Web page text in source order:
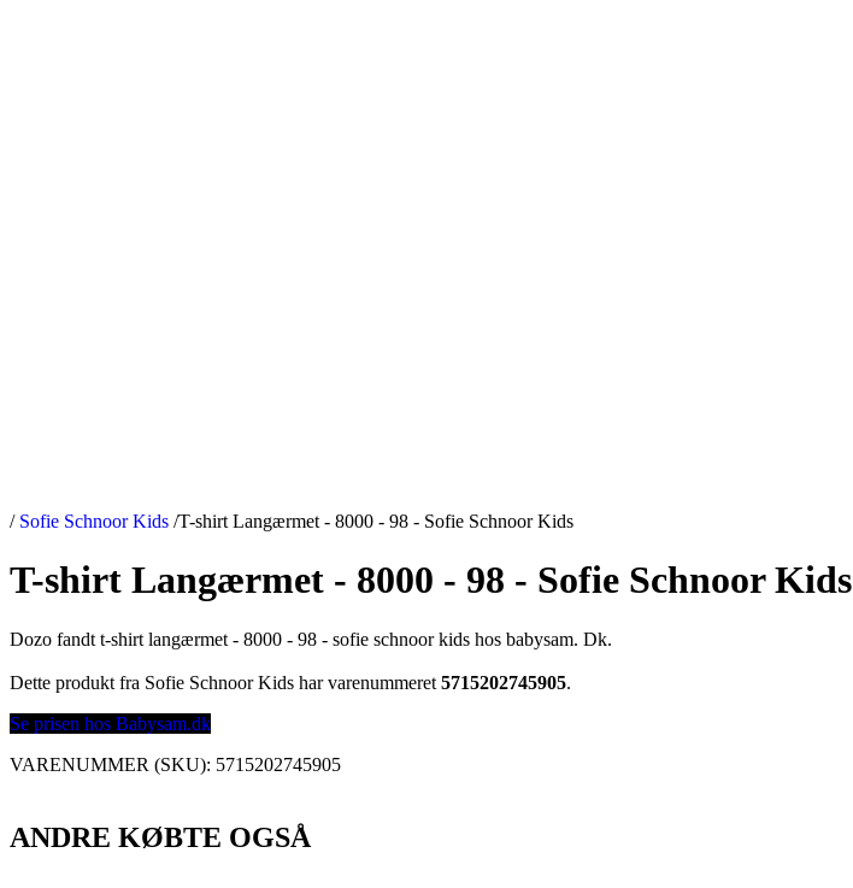
/ Sofie Schnoor Kids /T-shirt Langærmet - 8000 - 98 - Sofie Schnoor Kids
T-shirt Langærmet - 8000 - 98 - Sofie Schnoor Kids
Dozo fandt t-shirt langærmet - 8000 - 98 - sofie schnoor kids hos babysam. Dk.
Dette produkt fra Sofie Schnoor Kids har varenummeret 5715202745905.
Se prisen hos Babysam.dk
VARENUMMER (SKU): 5715202745905
ANDRE KØBTE OGSÅ